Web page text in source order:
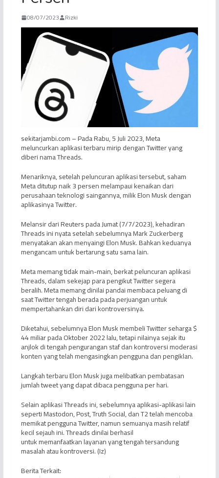
08/07/2023 Rizki
sekitarjambi.com – Pada Rabu, 5 Juli 2023, Meta
meluncurkan aplikasi terbaru mirip dengan Twitter yang
diberi nama Threads.
Menariknya, setelah peluncuran aplikasi tersebut, saham
Meta ditutup naik 3 persen melampaui kenaikan dari
perusahaan teknologi saingannya, milik Elon Musk dengan
aplikasinya Twitter.
Melansir dari Reuters pada Jumat (7/7/2023), kehadiran
Threads ini nyata setelah sebelumnya Mark Zuckerberg
menyatakan akan menyaingi Elon Musk. Bahkan keduanya
mengancam untuk bertarung satu sama lain.
Meta memang tidak main-main, berkat peluncuran aplikasi
Threads, dalam sekejap para pengikut Twitter segera
beralih. Meta memang dinilai pandai membaca peluang di
saat Twitter tengah berada pada perjuangan untuk
mempertahankan diri dari kontroversinya.
Diketahui, sebelumnya Elon Musk membeli Twitter seharga $
44 miliar pada Oktober 2022 lalu, tetapi nilainya sejak itu
anjlok di tengah pengurangan staf dan kontroversi moderasi
konten yang telah mengasingkan pengguna dan pengiklan.
Langkah terbaru Elon Musk juga melibatkan pembatasan
jumlah tweet yang dapat dibaca pengguna per hari.
Selain aplikasi Threads ini, sebelumnya aplikasi-aplikasi lain
seperti Mastodon, Post, Truth Social, dan T2 telah mencoba
memikat pengguna Twitter, namun semuanya masih relatif
kecil sejauh ini. Threads dinilai berhasil
untuk memanfaatkan layanan yang tengah tersandung
masalah atau kontroversi. (Iz)
Berita Terkait: